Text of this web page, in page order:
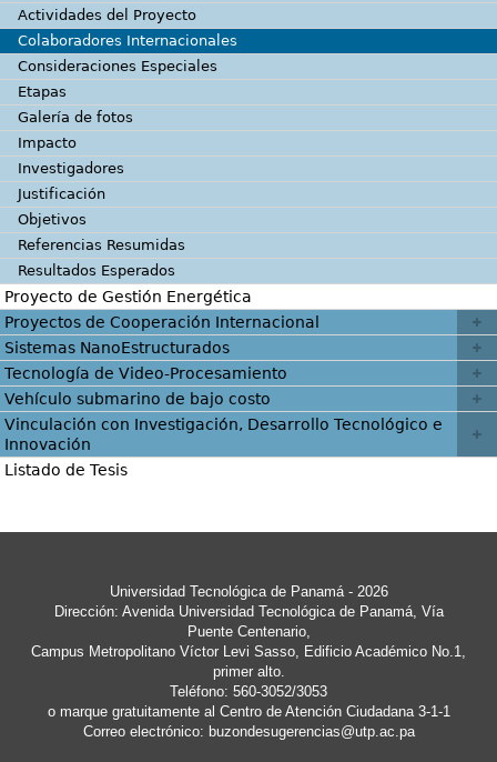
Actividades del Proyecto
Colaboradores Internacionales
Consideraciones Especiales
Etapas
Galería de fotos
Impacto
Investigadores
Justificación
Objetivos
Referencias Resumidas
Resultados Esperados
Proyecto de Gestión Energética
Proyectos de Cooperación Internacional
Sistemas NanoEstructurados
Tecnología de Video-Procesamiento
Vehículo submarino de bajo costo
Vinculación con Investigación, Desarrollo Tecnológico e
Innovación
Listado de Tesis
Universidad Tecnológica de Panamá - 2026
Dirección: Avenida Universidad Tecnológica de Panamá, Vía
Puente Centenario,
Campus Metropolitano Víctor Levi Sasso, Edificio Académico No.1,
primer alto.
Teléfono: 560-3052/3053
o marque gratuitamente al Centro de Atención Ciudadana 3-1-1
Correo electrónico: buzondesugerencias@utp.ac.pa